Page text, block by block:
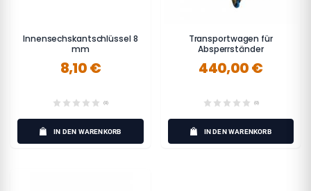
Innensechskantschlüssel 8
mm
8,10 €
(0)
IN DEN WARENKORB
Transportwagen für
Absperrständer
440,00 €
(0)
IN DEN WARENKORB